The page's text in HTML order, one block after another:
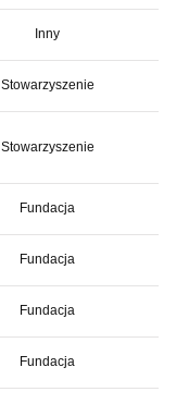
Inny
Stowarzyszenie
Stowarzyszenie
Fundacja
Fundacja
Fundacja
Fundacja